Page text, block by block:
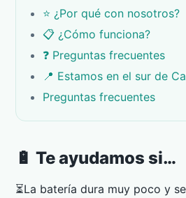
⭐ ¿Por qué con nosotros?
📋 ¿Cómo funciona?
❓ Preguntas frecuentes
📍 Estamos en el sur de
Preguntas frecuentes
🔋 Te ayudamos si…
⏳La batería dura muy poco y